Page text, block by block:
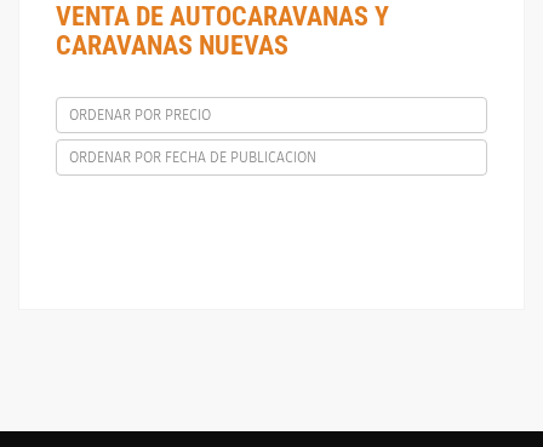
VENTA DE AUTOCARAVANAS Y
CARAVANAS NUEVAS
ORDENAR POR PRECIO
ORDENAR POR FECHA DE PUBLICACION